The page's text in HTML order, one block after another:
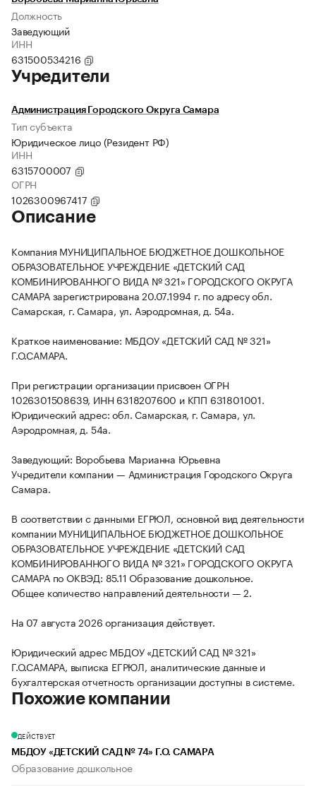
Должность
Заведующий
ИНН
631500534216
Учредители
Администрация Городского Округа Самара
Тип субъекта
Юридическое лицо (Резидент РФ)
ИНН
6315700007
ОГРН
1026300967417
Описание
Компания МУНИЦИПАЛЬНОЕ БЮДЖЕТНОЕ ДОШКОЛЬНОЕ
ОБРАЗОВАТЕЛЬНОЕ УЧРЕЖДЕНИЕ «ДЕТСКИЙ САД
КОМБИНИРОВАННОГО ВИДА № 321» ГОРОДСКОГО ОКРУГА
САМАРА зарегистрирована 20.07.1994 г. по адресу обл.
Самарская, г. Самара, ул. Аэродромная, д. 54а.
Краткое наименование: МБДОУ «ДЕТСКИЙ САД № 321»
Г.О.САМАРА.
При регистрации организации присвоен ОГРН
1026301508639, ИНН 6318207600 и КПП 631801001.
Юридический адрес: обл. Самарская, г. Самара, ул.
Аэродромная, д. 54а.
Заведующий: Воробьева Марианна Юрьевна
Учредители компании — Администрация Городского Округа
Самара.
В соответствии с данными ЕГРЮЛ, основной вид деятельности
компании МУНИЦИПАЛЬНОЕ БЮДЖЕТНОЕ ДОШКОЛЬНОЕ
ОБРАЗОВАТЕЛЬНОЕ УЧРЕЖДЕНИЕ «ДЕТСКИЙ САД
КОМБИНИРОВАННОГО ВИДА № 321» ГОРОДСКОГО ОКРУГА
САМАРА по ОКВЭД: 85.11 Образование дошкольное.
Общее количество направлений деятельности — 2.
На 07 августа 2026 организация действует.
Юридический адрес МБДОУ «ДЕТСКИЙ САД № 321»
Г.О.САМАРА, выписка ЕГРЮЛ, аналитические данные и
бухгалтерская отчетность организации доступны в системе.
Похожие компании
ДЕЙСТВУЕТ
МБДОУ «ДЕТСКИЙ САД № 74» Г.О. САМАРА
Образование дошкольное